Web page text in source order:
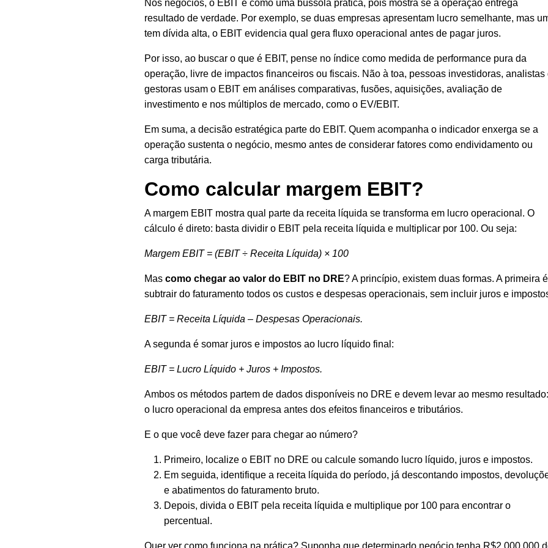
Nos negócios, o EBIT é como uma bússola prática, pois mostra se a operação entrega
resultado de verdade. Por exemplo, se duas empresas apresentam lucro semelhante, mas
tem dívida alta, o EBIT evidencia qual gera fluxo operacional antes de pagar juros.
Por isso, ao buscar o que é EBIT, pense no índice como medida de performance pura da
operação, livre de impactos financeiros ou fiscais. Não à toa, pessoas investidoras, analistas
gestoras usam o EBIT em análises comparativas, fusões, aquisições, avaliação de
investimento e nos múltiplos de mercado, como o EV/EBIT.
Em suma, a decisão estratégica parte do EBIT. Quem acompanha o indicador enxerga se a
operação sustenta o negócio, mesmo antes de considerar fatores como endividamento ou
carga tributária.
Como calcular margem EBIT?
A margem EBIT mostra qual parte da receita líquida se transforma em lucro operacional. O
cálculo é direto: basta dividir o EBIT pela receita líquida e multiplicar por 100. Ou seja:
Margem EBIT = (EBIT ÷ Receita Líquida) × 100
Mas como chegar ao valor do EBIT no DRE? A princípio, existem duas formas. A primeira é
subtrair do faturamento todos os custos e despesas operacionais, sem incluir juros e
EBIT = Receita Líquida – Despesas Operacionais.
A segunda é somar juros e impostos ao lucro líquido final:
EBIT = Lucro Líquido + Juros + Impostos.
Ambos os métodos partem de dados disponíveis no DRE e devem levar ao mesmo resultado:
o lucro operacional da empresa antes dos efeitos financeiros e tributários.
E o que você deve fazer para chegar ao número?
Primeiro, localize o EBIT no DRE ou calcule somando lucro líquido, juros e impostos.
Em seguida, identifique a receita líquida do período, já descontando impostos,
e abatimentos do faturamento bruto.
Depois, divida o EBIT pela receita líquida e multiplique por 100 para encontrar o
percentual.
Quer ver como funciona na prática? Suponha que determinado negócio tenha R$2.000.000